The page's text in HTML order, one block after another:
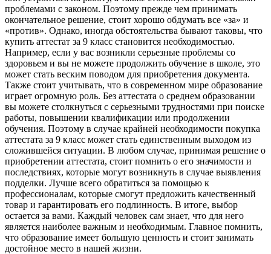
проблемами с законом. Поэтому прежде чем принимать
окончательное решение, стоит хорошо обдумать все «за» и
«против». Однако, иногда обстоятельства бывают таковы, что
купить аттестат за 9 класс становится необходимостью.
Например, если у вас возникли серьезные проблемы со
здоровьем и вы не можете продолжить обучение в школе, это
может стать веским поводом для приобретения документа.
Также стоит учитывать, что в современном мире образование
играет огромную роль. Без аттестата о среднем образовании
вы можете столкнуться с серьезными трудностями при поиске
работы, повышении квалификации или продолжении
обучения. Поэтому в случае крайней необходимости покупка
аттестата за 9 класс может стать единственным выходом из
сложившейся ситуации. В любом случае, принимая решение о
приобретении аттестата, стоит помнить о его значимости и
последствиях, которые могут возникнуть в случае выявления
подделки. Лучше всего обратиться за помощью к
профессионалам, которые смогут предложить качественный
товар и гарантировать его подлинность. В итоге, выбор
остается за вами. Каждый человек сам знает, что для него
является наиболее важным и необходимым. Главное помнить,
что образование имеет большую ценность и стоит занимать
достойное место в нашей жизни.